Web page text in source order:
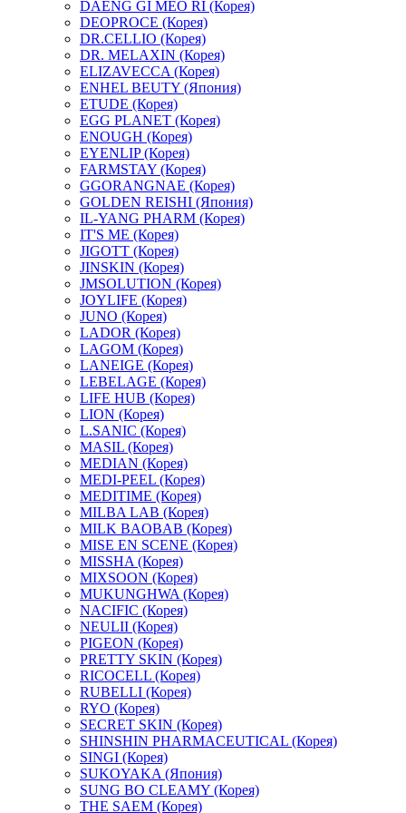
DAENG GI MEO RI (Корея)
DEOPROCE (Корея)
DR.CELLIO (Корея)
DR. MELAXIN (Корея)
ELIZAVECCA (Корея)
ENHEL BEUTY (Япония)
ETUDE (Корея)
EGG PLANET (Корея)
ENOUGH (Корея)
EYENLIP (Корея)
FARMSTAY (Корея)
GGORANGNAE (Корея)
GOLDEN REISHI (Япония)
IL-YANG PHARM (Корея)
IT'S ME (Корея)
JIGOTT (Корея)
JINSKIN (Корея)
JMSOLUTION (Корея)
JOYLIFE (Корея)
JUNO (Корея)
LADOR (Корея)
LAGOM (Корея)
LANEIGE (Корея)
LEBELAGE (Корея)
LIFE HUB (Корея)
LION (Корея)
L.SANIC (Корея)
MASIL (Корея)
MEDIAN (Корея)
MEDI-PEEL (Корея)
MEDITIME (Корея)
MILBA LAB (Корея)
MILK BAOBAB (Корея)
MISE EN SCENE (Корея)
MISSHA (Корея)
MIXSOON (Корея)
MUKUNGHWA (Корея)
NACIFIC (Корея)
NEULII (Корея)
PIGEON (Корея)
PRETTY SKIN (Корея)
RICOCELL (Корея)
RUBELLI (Корея)
RYO (Корея)
SECRET SKIN (Корея)
SHINSHIN PHARMACEUTICAL (Корея)
SINGI (Корея)
SUKOYAKA (Япония)
SUNG BO CLEAMY (Корея)
THE SAEM (Корея)